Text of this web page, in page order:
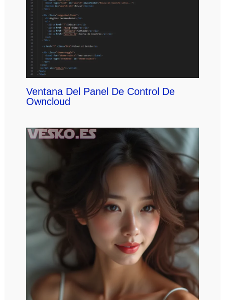
Ventana Del Panel De Control De
Owncloud